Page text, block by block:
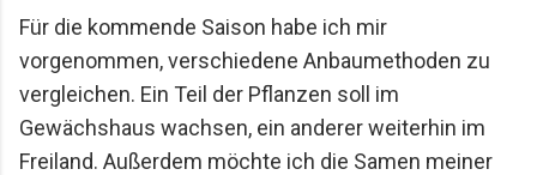
Für die kommende Saison habe ich mir
vorgenommen, verschiedene Anbaumethoden zu
vergleichen. Ein Teil der Pflanzen soll im
Gewächshaus wachsen, ein anderer weiterhin im
Freiland. Außerdem möchte ich die Samen meiner